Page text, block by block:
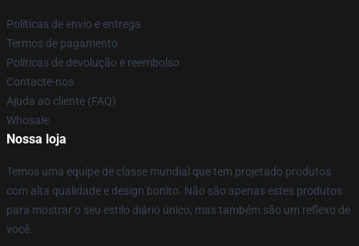
Políticas de envio e entrega
Termos de pagamento
Políticas de devolução e reembolso
Contacte-nos
Ajuda ao cliente (FAQ)
Whosale
Nossa loja
Temos uma equipe de classe mundial que tem projetado produtos
com alta qualidade e design bonito. Não são apenas estes produtos
para mostrar o seu estilo diário único, mas também são um reflexo de
você.